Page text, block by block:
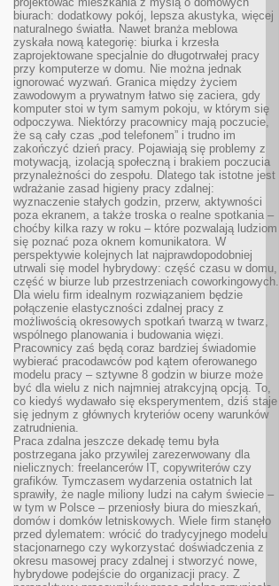
biurach: dodatkowy pokój, lepsza akustyka, więcej
naturalnego światła. Nawet branża meblowa
zyskała nową kategorię: biurka i krzesła
zaprojektowane specjalnie do długotrwałej pracy
przy komputerze w domu. Nie można jednak
ignorować wyzwań. Granica między życiem
zawodowym a prywatnym łatwo się zaciera, gdy
komputer stoi w tym samym pokoju, w którym się
odpoczywa. Niektórzy pracownicy mają poczucie,
że są cały czas „pod telefonem” i trudno im
zakończyć dzień pracy. Pojawiają się problemy z
motywacją, izolacją społeczną i brakiem poczucia
przynależności do zespołu. Dlatego tak istotne jest
wdrażanie zasad higieny pracy zdalnej:
wyznaczenie stałych godzin, przerw, aktywności
poza ekranem, a także troska o realne spotkania –
choćby kilka razy w roku – które pozwalają ludziom
się poznać poza oknem komunikatora. W
perspektywie kolejnych lat najprawdopodobniej
utrwali się model hybrydowy: część czasu w domu,
część w biurze lub przestrzeniach coworkingowych.
Dla wielu firm idealnym rozwiązaniem będzie
połączenie elastyczności zdalnej pracy z
możliwością okresowych spotkań twarzą w twarz,
wspólnego planowania i budowania więzi.
Pracownicy zaś będą coraz bardziej świadomie
wybierać pracodawców pod kątem oferowanego
modelu pracy – sztywne 8 godzin w biurze może
być dla wielu z nich najmniej atrakcyjną opcją. To,
co kiedyś wydawało się eksperymentem, dziś staje
się jednym z głównych kryteriów oceny warunków
zatrudnienia.
Praca zdalna jeszcze dekadę temu była
postrzegana jako przywilej zarezerwowany dla
nielicznych: freelancerów IT, copywriterów czy
grafików. Tymczasem wydarzenia ostatnich lat
sprawiły, że nagle miliony ludzi na całym świecie –
w tym w Polsce – przeniosły biura do mieszkań,
domów i domków letniskowych. Wiele firm stanęło
przed dylematem: wrócić do tradycyjnego modelu
stacjonarnego czy wykorzystać doświadczenia z
okresu masowej pracy zdalnej i stworzyć nowe,
hybrydowe podejście do organizacji pracy. Z